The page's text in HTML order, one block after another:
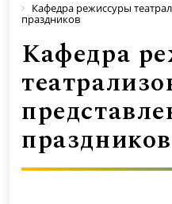
Кафедра режиссуры
праздников
Кафедра
праздников